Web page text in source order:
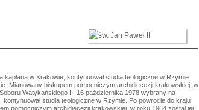
w Krakowie, kontynuował studia teologiczne w Rzymie.
Mianowany biskupem pomocniczym archidiecezji krakowskiej, w
Watykańskiego II. 16 października 1978 wybrany na
kontynuował studia teologiczne w Rzymie. Po powrocie do kraju
pomocniczym archidiecezji krakowskiej, w roku 1964 został jej